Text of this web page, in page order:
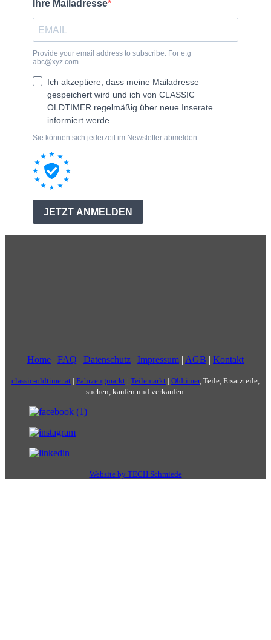
Home | FAQ | Datenschutz | Impressum | AGB | Kontakt
classic-oldtimer.at | Fahrzeugmarkt | Teilemarkt | Oldtimer, Teile, Ersatzteile,
suchen, kaufen und verkaufen.
Website by TECH Schmiede